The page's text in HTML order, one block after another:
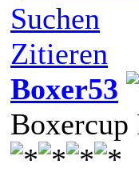
Suchen
Zitieren
Boxer53
Boxercup